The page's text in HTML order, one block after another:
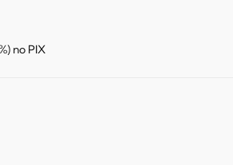
no PIX